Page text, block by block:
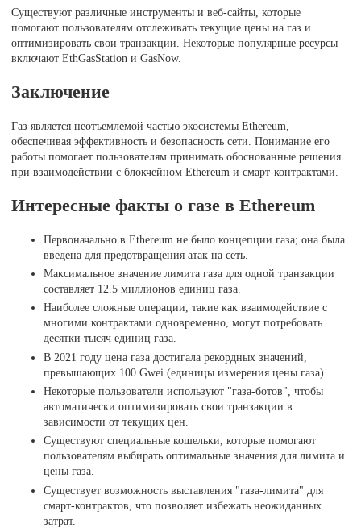
Существуют различные инструменты и веб-сайты, которые
помогают пользователям отслеживать текущие цены на газ и
оптимизировать свои транзакции. Некоторые популярные ресурсы
включают EthGasStation и GasNow.
Заключение
Газ является неотъемлемой частью экосистемы Ethereum,
обеспечивая эффективность и безопасность сети. Понимание его
работы помогает пользователям принимать обоснованные решения
при взаимодействии с блокчейном Ethereum и смарт-контрактами.
Интересные факты о газе в Ethereum
Первоначально в Ethereum не было концепции газа; она была
введена для предотвращения атак на сеть.
Максимальное значение лимита газа для одной транзакции
составляет 12.5 миллионов единиц газа.
Наиболее сложные операции, такие как взаимодействие с
многими контрактами одновременно, могут потребовать
десятки тысяч единиц газа.
В 2021 году цена газа достигала рекордных значений,
превышающих 100 Gwei (единицы измерения цены газа).
Некоторые пользователи используют "газа-ботов", чтобы
автоматически оптимизировать свои транзакции в
зависимости от текущих цен.
Существуют специальные кошельки, которые помогают
пользователям выбирать оптимальные значения для лимита и
цены газа.
Существует возможность выставления "газа-лимита" для
смарт-контрактов, что позволяет избежать неожиданных
затрат.